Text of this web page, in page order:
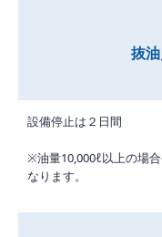
抜
設備停止は２日間
※油量10,000ℓ以上の場
なります。